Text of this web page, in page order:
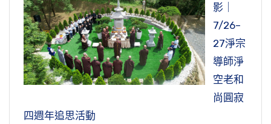
影｜
7/26–
27淨宗
導師淨
空老和
尚圓寂
四週年追思活動